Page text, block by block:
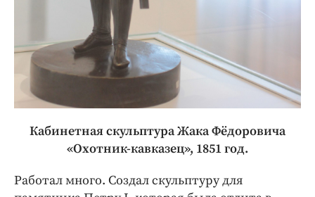
Кабинетная скульптура Жака Фёдоровича
«Охотник-кавказец», 1851 год.
Работал много. Создал скульптуру для